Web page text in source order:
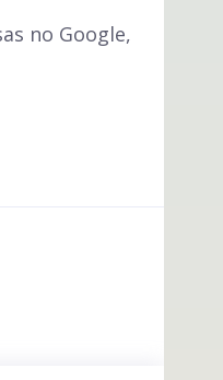
no Google,